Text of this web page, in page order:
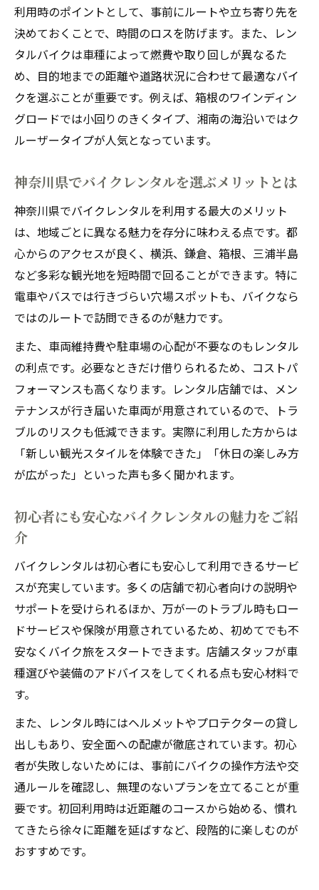
手軽なバイクレンタルで神奈川を走ろう
バイクレンタルで気軽に神奈川の街を巡る
手軽さが魅力のバイクレンタル活用術を紹
介
バイクレンタル利用で広がる神奈川の旅ル
ート
訪
満足度アップにつながるバイクレンタル体験
バイクレンタル体験を満足度アップにつな
げる方法
満足できるバイクレンタル選びのポイント
解説
神奈川で人気のバイクレンタル体験談を紹
介
バイクレンタルで週末の思い出をより豊か
にするコツ
リピーター続出のバイクレンタル体験の魅
力とは
利用時のポイントとして、事前にルートや立ち寄り先を
決めておくことで、時間のロスを防げます。また、レン
タルバイクは車種によって燃費や取り回しが異なるた
め、目的地までの距離や道路状況に合わせて最適なバイ
クを選ぶことが重要です。例えば、箱根のワインディン
グロードでは小回りのきくタイプ、湘南の海沿いではク
ルーザータイプが人気となっています。
神奈川県でバイクレンタルを選ぶメリットとは
神奈川県でバイクレンタルを利用する最大のメリット
は、地域ごとに異なる魅力を存分に味わえる点です。都
心からのアクセスが良く、横浜、鎌倉、箱根、三浦半島
など多彩な観光地を短時間で回ることができます。特に
電車やバスでは行きづらい穴場スポットも、バイクなら
ではのルートで訪問できるのが魅力です。
また、車両維持費や駐車場の心配が不要なのもレンタル
の利点です。必要なときだけ借りられるため、コストパ
フォーマンスも高くなります。レンタル店舗では、メン
テナンスが行き届いた車両が用意されているので、トラ
ブルのリスクも低減できます。実際に利用した方からは
「新しい観光スタイルを体験できた」「休日の楽しみ方
が広がった」といった声も多く聞かれます。
初心者にも安心なバイクレンタルの魅力をご紹
介
バイクレンタルは初心者にも安心して利用できるサービ
スが充実しています。多くの店舗で初心者向けの説明や
サポートを受けられるほか、万が一のトラブル時もロー
ドサービスや保険が用意されているため、初めてでも不
安なくバイク旅をスタートできます。店舗スタッフが車
種選びや装備のアドバイスをしてくれる点も安心材料で
す。
また、レンタル時にはヘルメットやプロテクターの貸し
出しもあり、安全面への配慮が徹底されています。初心
者が失敗しないためには、事前にバイクの操作方法や交
通ルールを確認し、無理のないプランを立てることが重
要です。初回利用時は近距離のコースから始める、慣れ
てきたら徐々に距離を延ばすなど、段階的に楽しむのが
おすすめです。